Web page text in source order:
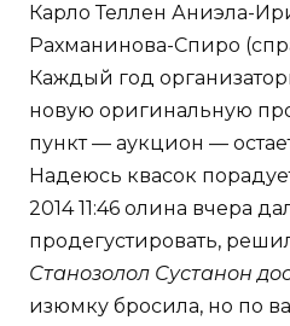
Карло Теллен Аниэла-
Рахманинова-Спиро
Каждый год
новую оригинальную
пункт — аукцион —
Надеюсь квасок
2014 11:46 олина вчера
продегустировать,
Станозолол Сустанон
изюмку бросила, но по